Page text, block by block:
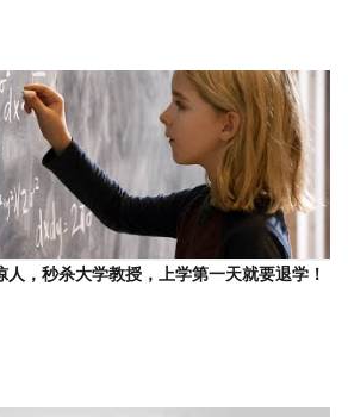
人，秒杀大学教授，上学第一天就要退学！